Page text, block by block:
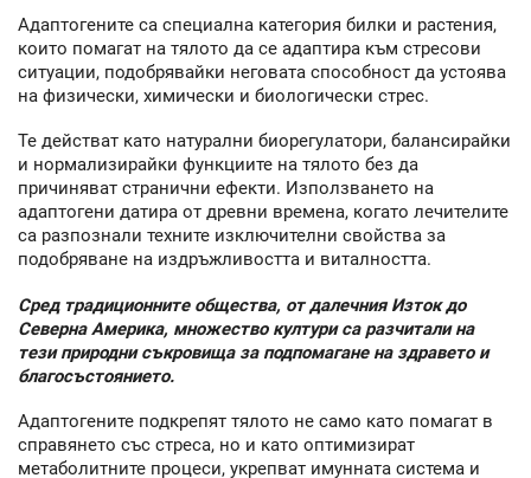
Адаптогените са специална категория билки и растения,
които помагат на тялото да се адаптира към стресови
ситуации, подобрявайки неговата способност да устоява
на физически, химически и биологически стрес.
Те действат като натурални биорегулатори, балансирайки
и нормализирайки функциите на тялото без да
причиняват странични ефекти. Използването на
адаптогени датира от древни времена, когато лечителите
са разпознали техните изключителни свойства за
подобряване на издръжливостта и виталността.
Сред традиционните общества, от далечния Изток до
Северна Америка, множество култури са разчитали на
тези природни съкровища за подпомагане на здравето и
благосъстоянието.
Адаптогените подкрепят тялото не само като помагат в
справянето със стреса, но и като оптимизират
метаболитните процеси, укрепват имунната система и